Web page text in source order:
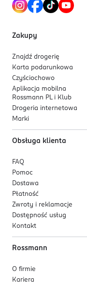
PL-Polska
7 613031 806201
Zakupy
Znajdź drogerię
Karta podarunkowa
Czyściochowo
Aplikacja mobilna
Rossmann PL i Klub
Drogeria internetowa
Marki
Obsługa klienta
FAQ
Pomoc
Dostawa
Płatność
Zwroty i reklamacje
Dostępność usług
Kontakt
Rossmann
O firmie
Kariera